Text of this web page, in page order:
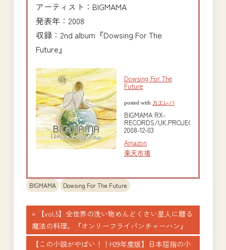
アーティスト：BIGMAMA
発表年：2008
収録：2nd album『Dowsing For The
Future』
Dowsing For The
Future
posted with カエレバ
BIGMAMA RX-
RECORDS/UK.PROJECT
2008-12-03
Amazon
楽天市場
BIGMAMA Dowsing For The Future
投
稿
前
の
記
【vol.5】全世界の洗い物めんどくさい星人に贈る
魔法の料理。『オンリーフライパンチャーハン』
次【この小説がやばい！！H29年度版】日本屈指の小